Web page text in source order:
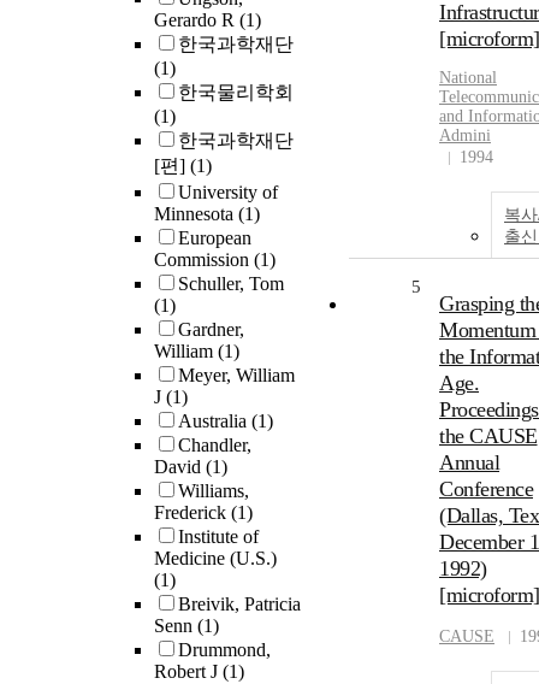
Gerardo R (1)
한국과학재단
(1)
한국물리학회
(1)
한국과학재단
[편] (1)
University of
Minnesota (1)
European
Commission (1)
Schuller, Tom
(1)
Gardner,
William (1)
Meyer, William
J (1)
Australia (1)
Chandler,
David (1)
Williams,
Frederick (1)
Institute of
Medicine (U.S.)
(1)
Breivik, Patricia
Senn (1)
Drummond,
Robert J (1)
[microform]
National
and
Admini
1994
복
출
5
Grasping
the
Age.
the CAUSE
Annual
Conference
(Dallas,
December
1992)
[microform]
CAUSE